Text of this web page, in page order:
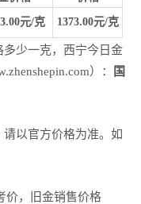
元/克 1373.00元/克
少一克，西宁今日金
）：
国
以官方价格为准。如
价，旧金销售价格